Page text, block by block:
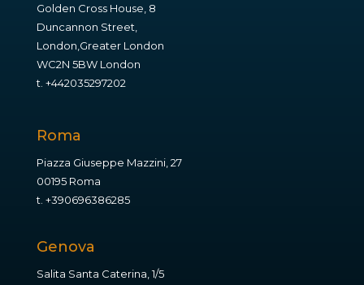
Golden Cross House, 8
Duncannon Street,
London,Greater London
WC2N 5BW London
t. +442035297202
Roma
Piazza Giuseppe Mazzini, 27
00195 Roma
t. +390696386285
Genova
Salita Santa Caterina, 1/5